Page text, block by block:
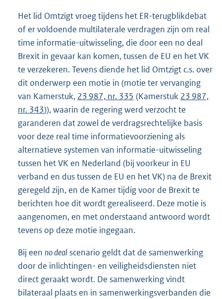
Het lid Omtzigt vroeg tijdens het ER-terugblikdebat
of er voldoende multilaterale verdragen zijn om real
time informatie-uitwisseling, die door een no deal
Brexit in gevaar kan komen, tussen de EU en het VK
te verzekeren. Tevens diende het lid Omtzigt c.s. over
dit onderwerp een motie in (motie ter vervanging
van Kamerstuk, 23 987, nr. 335 (Kamerstuk 23 987,
nr. 343)), waarin de regering werd verzocht te
garanderen dat zowel de verdragsrechtelijke basis
voor deze real time informatievoorziening als
alternatieve systemen van informatie-uitwisseling
tussen het VK en Nederland (bij voorkeur in EU
verband en dus tussen de EU en het VK) na de Brexit
geregeld zijn, en de Kamer tijdig voor de Brexit te
berichten hoe dit wordt gerealiseerd. Deze motie is
aangenomen, en met onderstaand antwoord wordt
tevens op deze motie ingegaan.
Bij een no dealscenario geldt dat de samenwerking
door de inlichtingen- en veiligheidsdiensten niet
direct geraakt wordt. De samenwerking vindt
bilateraal plaats en in samenwerkingsverbanden die